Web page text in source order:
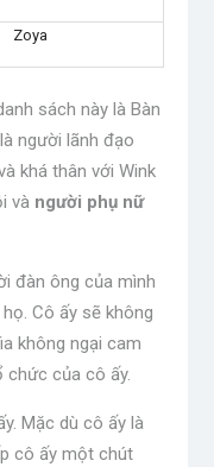
Zoya
sách này là Bàn
người lãnh đạo
khá thân với Wink
và người phụ nữ
đàn ông của mình
Cô ấy sẽ không
không ngại cam
của cô ấy.
Mặc dù cô ấy là
cô ấy một chút